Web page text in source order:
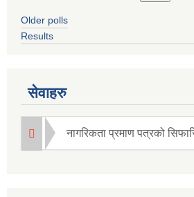
Older polls
Results
सेवाहरु
नागरिकता प्रमाण पत्रको